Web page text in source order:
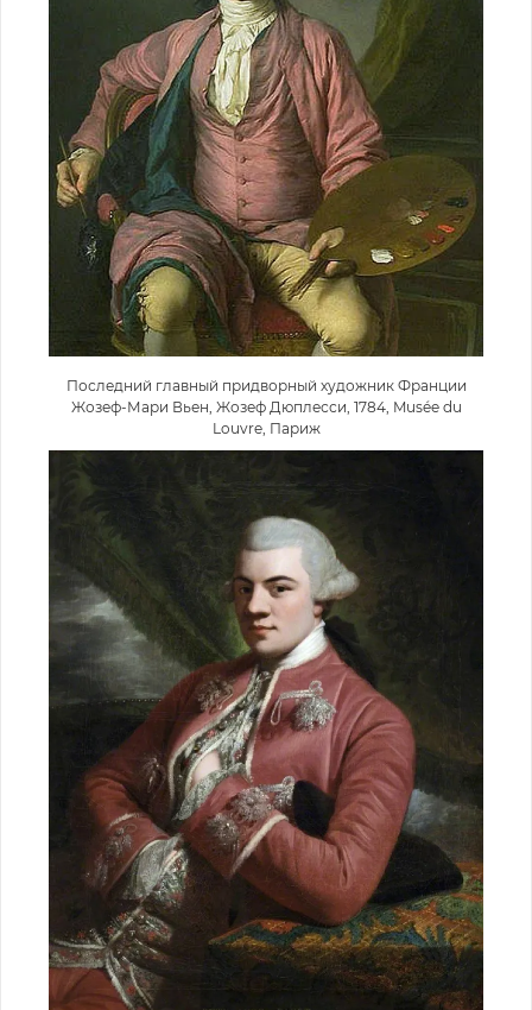
Последний главный придворный художник Франции
Жозеф-Мари Вьен, Жозеф Дюплесси, 1784, Musée du
Louvre, Париж